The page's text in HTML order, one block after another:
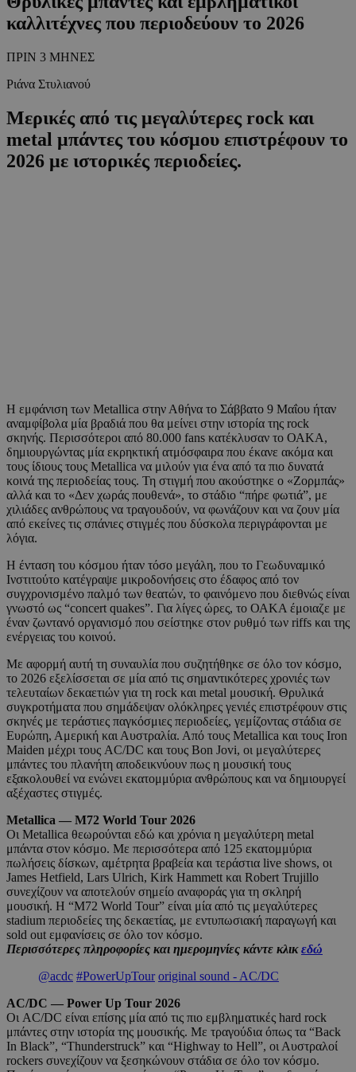
καλλιτέχνες που περιοδεύουν το 2026
ΠΡΙΝ 3 ΜΗΝΕΣ
Ριάνα Στυλιανού
Μερικές από τις μεγαλύτερες rock και
metal μπάντες του κόσμου επιστρέφουν το
2026 με ιστορικές περιοδείες.
Η εμφάνιση των Metallica στην Αθήνα το Σάββατο 9 Μαΐου ήταν
αναμφίβολα μία βραδιά που θα μείνει στην ιστορία της rock
σκηνής. Περισσότεροι από 80.000 fans κατέκλυσαν το ΟΑΚΑ,
δημιουργώντας μία εκρηκτική ατμόσφαιρα που έκανε ακόμα και
τους ίδιους τους Metallica να μιλούν για ένα από τα πιο δυνατά
κοινά της περιοδείας τους. Τη στιγμή που ακούστηκε ο «Ζορμπάς»
αλλά και το «Δεν χωράς πουθενά», το στάδιο “πήρε φωτιά”, με
χιλιάδες ανθρώπους να τραγουδούν, να φωνάζουν και να ζουν μία
από εκείνες τις σπάνιες στιγμές που δύσκολα περιγράφονται με
λόγια.
Η ένταση του κόσμου ήταν τόσο μεγάλη, που το Γεωδυναμικό
Ινστιτούτο κατέγραψε μικροδονήσεις στο έδαφος από τον
συγχρονισμένο παλμό των θεατών, το φαινόμενο που διεθνώς είναι
γνωστό ως “concert quakes”. Για λίγες ώρες, το ΟΑΚΑ έμοιαζε με
έναν ζωντανό οργανισμό που σείστηκε στον ρυθμό των riffs και της
ενέργειας του κοινού.
Με αφορμή αυτή τη συναυλία που συζητήθηκε σε όλο τον κόσμο,
το 2026 εξελίσσεται σε μία από τις σημαντικότερες χρονιές των
τελευταίων δεκαετιών για τη rock και metal μουσική. Θρυλικά
συγκροτήματα που σημάδεψαν ολόκληρες γενιές επιστρέφουν στις
σκηνές με τεράστιες παγκόσμιες περιοδείες, γεμίζοντας στάδια σε
Ευρώπη, Αμερική και Αυστραλία. Από τους Metallica και τους Iron
Maiden μέχρι τους AC/DC και τους Bon Jovi, οι μεγαλύτερες
μπάντες του πλανήτη αποδεικνύουν πως η μουσική τους
εξακολουθεί να ενώνει εκατομμύρια ανθρώπους και να δημιουργεί
αξέχαστες στιγμές.
Metallica — M72 World Tour 2026
Οι Metallica θεωρούνται εδώ και χρόνια η μεγαλύτερη metal
μπάντα στον κόσμο. Με περισσότερα από 125 εκατομμύρια
πωλήσεις δίσκων, αμέτρητα βραβεία και τεράστια live shows, οι
James Hetfield, Lars Ulrich, Kirk Hammett και Robert Trujillo
συνεχίζουν να αποτελούν σημείο αναφοράς για τη σκληρή
μουσική. Η “M72 World Tour” είναι μία από τις μεγαλύτερες
stadium περιοδείες της δεκαετίας, με εντυπωσιακή παραγωγή και
sold out εμφανίσεις σε όλο τον κόσμο.
Περισσότερες πληροφορίες και ημερομηνίες κάντε κλικεδώ
@acdc #PowerUpTour original sound - AC/DC
AC/DC — Power Up Tour 2026
Οι AC/DC είναι επίσης μία από τις πιο εμβληματικές hard rock
μπάντες στην ιστορία της μουσικής. Με τραγούδια όπως τα “Back
In Black”, “Thunderstruck” και “Highway to Hell”, οι Αυστραλοί
rockers συνεχίζουν να ξεσηκώνουν στάδια σε όλο τον κόσμο.